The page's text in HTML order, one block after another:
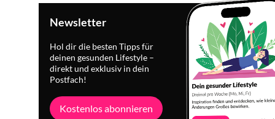
Newsletter
Hol dir die besten Tipps für
deinen gesunden Lifestyle –
direkt und exklusiv in dein
Postfach!
Kostenlos abonnieren